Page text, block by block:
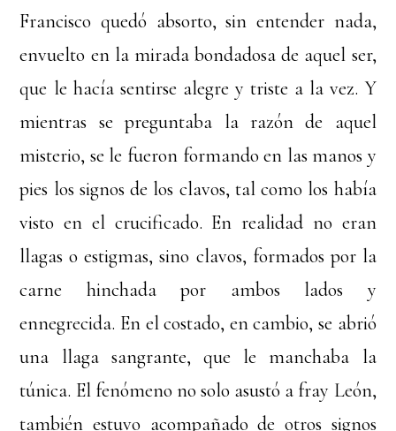
Francisco quedó absorto, sin entender nada,
envuelto en la mirada bondadosa de aquel ser,
que le hacía sentirse alegre y triste a la vez. Y
mientras se preguntaba la razón de aquel
misterio, se le fueron formando en las manos y
pies los signos de los clavos, tal como los había
visto en el crucificado. En realidad no eran
llagas o estigmas, sino clavos, formados por la
carne hinchada por ambos lados y
ennegrecida. En el costado, en cambio, se abrió
una llaga sangrante, que le manchaba la
túnica. El fenómeno no solo asustó a fray León,
también estuvo acompañado de otros signos